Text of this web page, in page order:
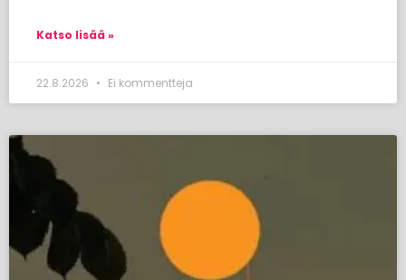
Katso lisää »
22.8.2026 Ei kommentteja